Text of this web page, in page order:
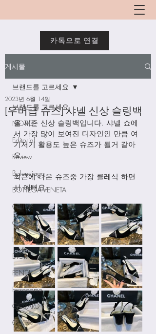
카톡으로 연결
게시물
브랜드를 고르세요
NOTICE
Editorial
Review
Balenciaga
BOTTEGA VENETA
CELINE
CHANEL
DELVAUX
DIOR
FENDI
Ferragamo
GOYARD
GUCCI
브랜드를 고르세요
[우버급 슈즈] 샤넬 신상 슬링백
2023년 6월 14일
올 시즌 신상 슬링백입니다. 샤넬 쇼에
서 가장 많이 보여진 디자인인 만큼 여
기저기 활용도 높은 슈즈가 될거 같아
요.
최근에 나온 슈즈중 가장 클레식 하면
서 예뻐요.